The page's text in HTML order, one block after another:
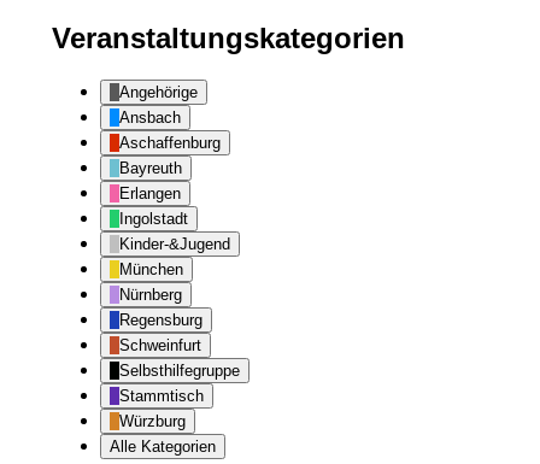
Veranstaltungskategorien
Angehörige
Ansbach
Aschaffenburg
Bayreuth
Erlangen
Ingolstadt
Kinder-&Jugend
München
Nürnberg
Regensburg
Schweinfurt
Selbsthilfegruppe
Stammtisch
Würzburg
Alle Kategorien